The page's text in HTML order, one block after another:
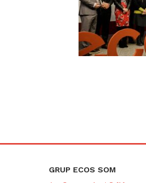
GRUP ECOS SOM